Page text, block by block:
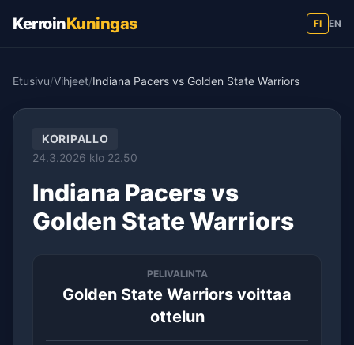
KerroinKuningas FI EN
Etusivu/Vihjeet/Indiana Pacers vs Golden State Warriors
KORIPALLO
24.3.2026 klo 22.50
Indiana Pacers vs
Golden State Warriors
PELIVALINTA
Golden State Warriors voittaa
ottelun